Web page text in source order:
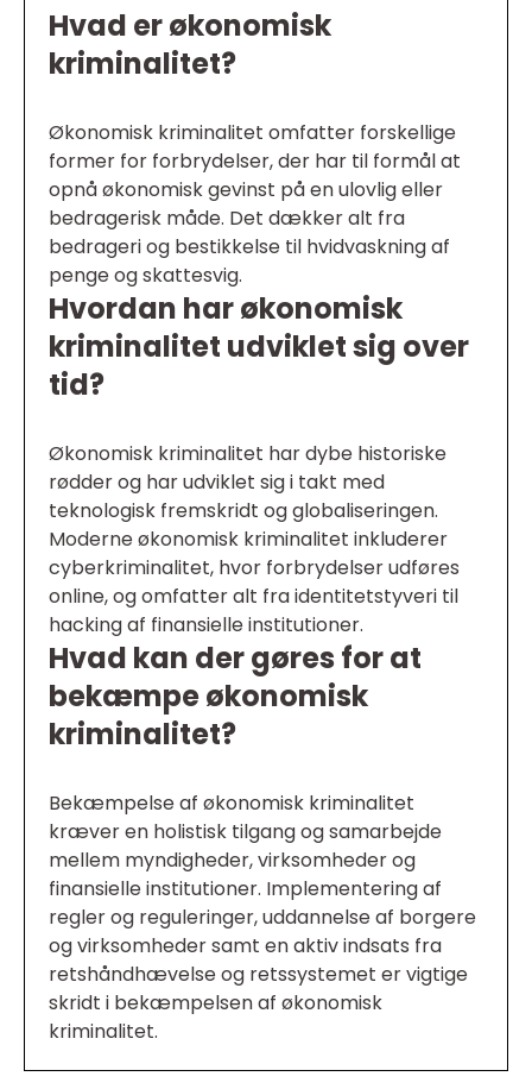
Hvad er økonomisk
kriminalitet?
Økonomisk kriminalitet omfatter forskellige
former for forbrydelser, der har til formål at
opnå økonomisk gevinst på en ulovlig eller
bedragerisk måde. Det dækker alt fra
bedrageri og bestikkelse til hvidvaskning af
penge og skattesvig.
Hvordan har økonomisk
kriminalitet udviklet sig over
tid?
Økonomisk kriminalitet har dybe historiske
rødder og har udviklet sig i takt med
teknologisk fremskridt og globaliseringen.
Moderne økonomisk kriminalitet inkluderer
cyberkriminalitet, hvor forbrydelser udføres
online, og omfatter alt fra identitetstyveri til
hacking af finansielle institutioner.
Hvad kan der gøres for at
bekæmpe økonomisk
kriminalitet?
Bekæmpelse af økonomisk kriminalitet
kræver en holistisk tilgang og samarbejde
mellem myndigheder, virksomheder og
finansielle institutioner. Implementering af
regler og reguleringer, uddannelse af borgere
og virksomheder samt en aktiv indsats fra
retshåndhævelse og retssystemet er vigtige
skridt i bekæmpelsen af økonomisk
kriminalitet.